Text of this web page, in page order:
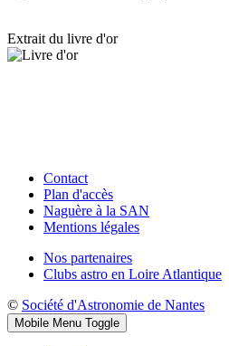
Extrait du livre d'or
Contact
Plan d'accès
Naguère à la SAN
Mentions légales
Nos partenaires
Clubs astro en Loire Atlantique
© Société d'Astronomie de Nantes
Mobile Menu Toggle